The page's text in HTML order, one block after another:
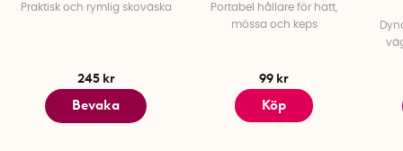
Praktisk och rymlig skoväska
245 kr
Bevaka
Portabel hållare för hatt,
mössa och keps
99 kr
Köp